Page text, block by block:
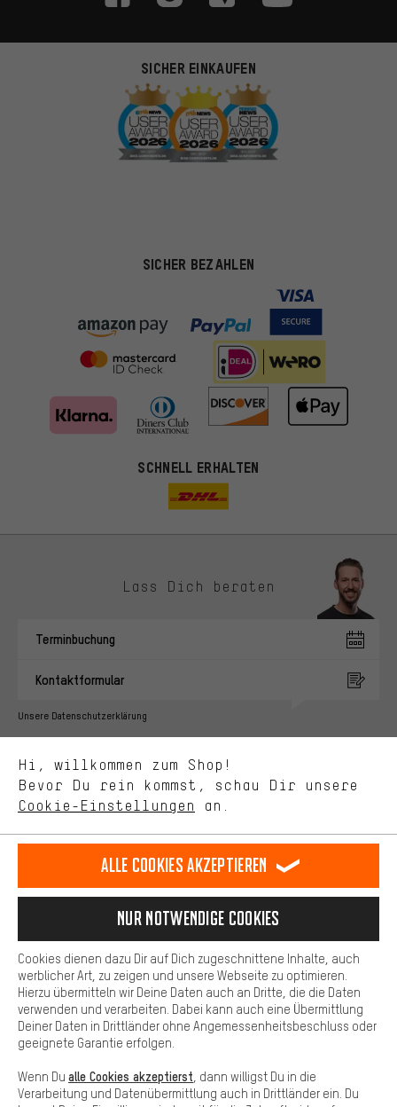
SICHER EINKAUFEN
SICHER BEZAHLEN
SCHNELL ERHALTEN
Lass Dich beraten
Terminbuchung
Kontaktformular
Unsere Datenschutzerklärung
Sprache"
Deutsch
DE english
EN español
ES français
FR
VERTRAG WIDERRUFEN Aachener Community Affiliateprogramm
Datenschutz Allgemeine Geschäftsbedingungen
Hinweisgebersystem Hinweise zur Batterieentsorgung
Cookie-Einstellungen Kontrast ändern
Alle Preise verstehen sich in Euro und exkl. MwSt zuzüglich
Versandkostenfür Lieferung nachUSA.
Hi, willkommen zum Shop!
Bevor Du rein kommst, schau Dir unsere
Cookie-Einstellungen an.
Du bekommst, statt zufälliger Werbung, genauer passende
Angebote von uns. Diese Cookies helfen uns, Deine Interessen
zeigen.
Bessere Leistung
Uns interessiert, was Du in unserem Shop suchst und brauchst.
selbst Einfluss auf die Verbesserung unserer Webseite und
unseres Shop-Angebots.
Dein Shopping-Erlebnis wird komfortabler. Mit Komfort-Cookies
stellen wir Verknüpfungen zu Social Media Plattformen her. So
können wir dir weitere nützliche Inhalte und Informationen zur
Verfügung stellen. Zudem hast du die Möglichkeit zusätzliche
Services zu nutzen, die es dir erleichtern die richtigen Produkte zu
finden. Beispielsweise bieten wir eine Chat-Funktion an, damit
Fragen schnell und unkompliziert beantwortet werden können.
Basis
Basis-Cookies gewährleisten, dass Du unsere Webseite
grundsätzlich nutzen kannst.
Alle Cookies akzeptieren
Nur Notwendige Cookies
Cookies dienen dazu Dir auf Dich zugeschnittene Inhalte, auch
werblicher Art, zu zeigen und unsere Webseite zu optimieren.
Hierzu übermitteln wir Deine Daten auch an Dritte, die die Daten
verwenden und verarbeiten. Dabei kann auch eine Übermittlung
Deiner Daten in Drittländer ohne Angemessenheitsbeschluss oder
geeignete Garantie erfolgen.
Wenn Du alle Cookies akzeptierst , dann willigst Du in die
Verarbeitung und Datenübermittlung auch in Drittländer ein. Du